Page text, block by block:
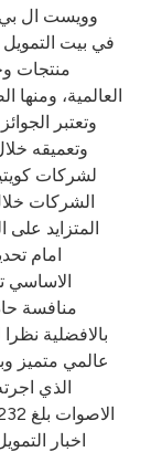
وويست ال بي
في بيت
منتجات
العالمية، ومنها
وتعتبر
وتعميقه
لشركات
الشركات
المتزايد على
امام
الاساسي
منافسة
بالافضلية
عالمي متميز
الذي
اخبار